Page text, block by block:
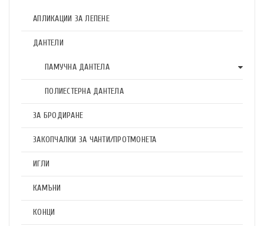
АПЛИКАЦИИ ЗА ЛЕПЕНЕ
ДАНТЕЛИ
ПАМУЧНА ДАНТЕЛА
ПОЛИЕСТЕРНА ДАНТЕЛА
ЗА БРОДИРАНЕ
ЗАКОПЧАЛКИ ЗА ЧАНТИ/ПРОТМОНЕТА
ИГЛИ
КАМЪНИ
КОНЦИ